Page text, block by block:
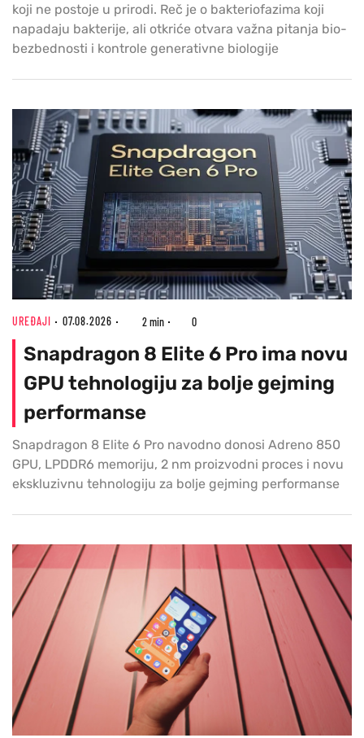
koji ne postoje u prirodi. Reč je o bakteriofazima koji
napadaju bakterije, ali otkriće otvara važna pitanja bio-
bezbednosti i kontrole generativne biologije
UREĐAJI 07.08.2026 2 min 0
Snapdragon 8 Elite 6 Pro ima novu
GPU tehnologiju za bolje gejming
performanse
Snapdragon 8 Elite 6 Pro navodno donosi Adreno 850
GPU, LPDDR6 memoriju, 2 nm proizvodni proces i novu
ekskluzivnu tehnologiju za bolje gejming performanse